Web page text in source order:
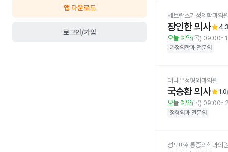
앱 다운로드
로그인/가입
세브란스가정의학과의
장인한 의사star
오늘 예약(목)
가정의학과 전문의
더나은정형외과의원
국승환 의사star1.0
오늘 예약(목)
정형외과 전문의
성모마취통증의학과의